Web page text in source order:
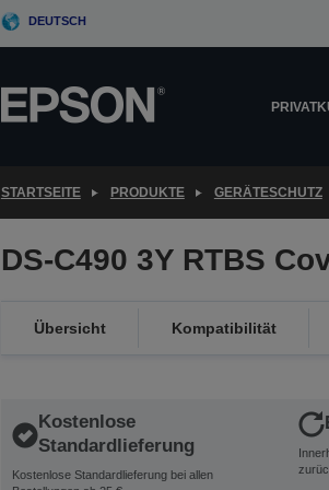
DEUTSCH
STARTSEITE PRODUKTE GERÄTESCHUTZ
DS-C490 3Y RTBS
Übersicht Kompatibilität
Kostenlose
Standardlieferung
Kostenlose Standardlieferung bei allen